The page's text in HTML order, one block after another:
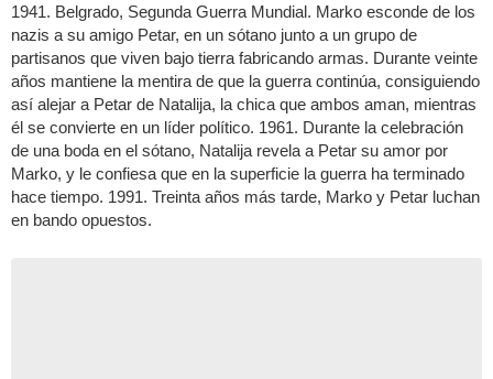
1941. Belgrado, Segunda Guerra Mundial. Marko esconde de los
nazis a su amigo Petar, en un sótano junto a un grupo de
partisanos que viven bajo tierra fabricando armas. Durante veinte
años mantiene la mentira de que la guerra continúa, consiguiendo
así alejar a Petar de Natalija, la chica que ambos aman, mientras
él se convierte en un líder político. 1961. Durante la celebración
de una boda en el sótano, Natalija revela a Petar su amor por
Marko, y le confiesa que en la superficie la guerra ha terminado
hace tiempo. 1991. Treinta años más tarde, Marko y Petar luchan
en bando opuestos.